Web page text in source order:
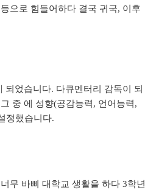
으로 힘들어하다 결국 귀국, 이후
되었습니다. 다큐멘터리 감독이 되
중 에 성향(공감능력, 언어능력,
정했습니다.
무 바삐 대학교 생활을 하다 3학년